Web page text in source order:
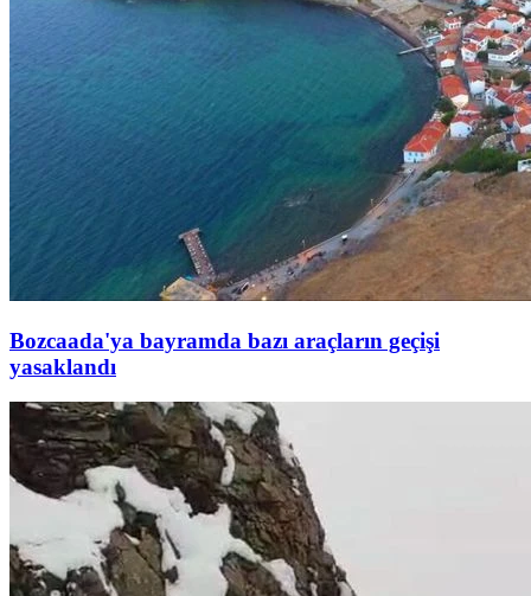
Bozcaada'ya bayramda bazı araçların geçişi
yasaklandı